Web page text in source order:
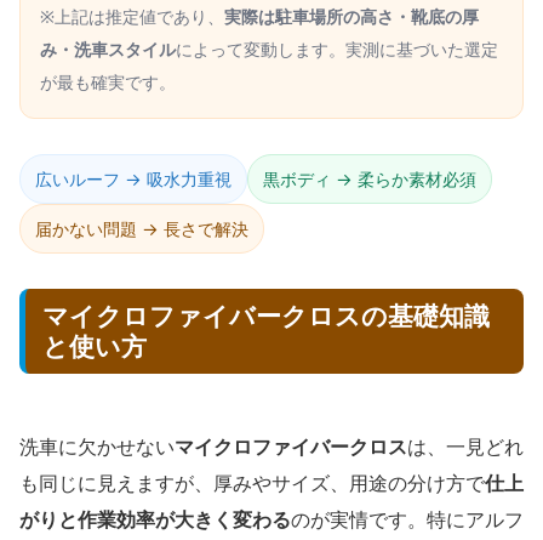
※上記は推定値であり、 実際は駐車場所の高さ・靴底の厚
み・洗車スタイルによって変動します。実測に基づいた選定
が最も確実です。
広いルーフ → 吸水力重視 黒ボディ → 柔らか素材必須
届かない問題 → 長さで解決
マイクロファイバークロスの基礎知識
と使い方
洗車に欠かせないマイクロファイバークロスは、一見どれ
も同じに見えますが、厚みやサイズ、用途の分け方で仕上
がりと作業効率が大きく変わるのが実情です。特にアルフ